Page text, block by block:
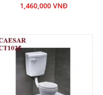
1,460,000 VNĐ